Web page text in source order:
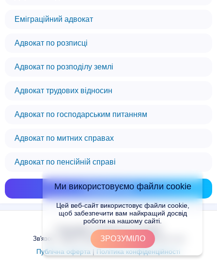
Еміграційний адвокат
Адвокат по розписці
Адвокат по розподілу землі
Адвокат трудових відносин
Адвокат по господарським питанням
Адвокат по митних справах
Адвокат по пенсійній справі
Показати всі
Copyright © Places.in.UA 2024
Зв'язок з адміністрацією сайту: admin@places.in.ua
Публічна оферта | Політика конфіденційності
Ми використовуємо файли cookie
Цей веб-сайт використовує файли cookie,
щоб забезпечити вам найкращий досвід
роботи на нашому сайті.
ЗРОЗУМІЛО